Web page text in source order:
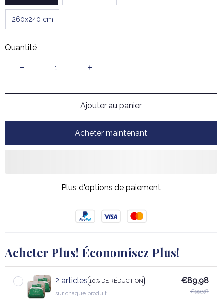
260x240 cm
Quantité
Ajouter au panier
Acheter maintenant
Plus d'options de paiement
Acheter Plus! Économisez Plus!
2 articles 10% DE RÉDUCTION
sur chaque produit
€89,98
€99,98